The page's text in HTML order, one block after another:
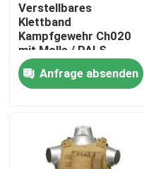
Zu Hause
Verstellbares
Klettband
Kampfgewehr Ch020
mit Molle / PALS
System
Anfrage absenden